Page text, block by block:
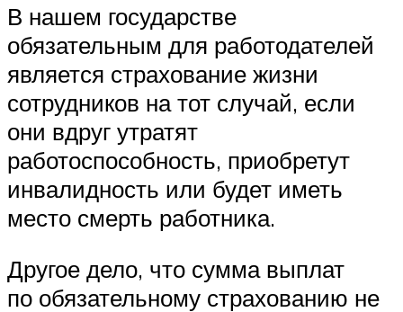
В нашем государстве
обязательным для работодателей
является страхование жизни
сотрудников на тот случай, если
они вдруг утратят
работоспособность, приобретут
инвалидность или будет иметь
место смерть работника.
Другое дело, что сумма выплат
по обязательному страхованию не